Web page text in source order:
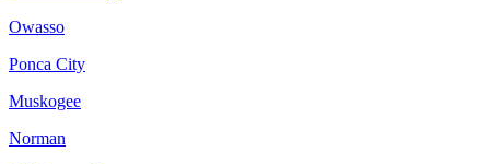
Owasso
Ponca City
Muskogee
Norman